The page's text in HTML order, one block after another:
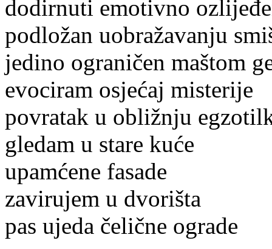
dodirnuti emotivno
podložan uobražavanju
jedino ograničen maštom
evociram osjećaj misterije
povratak u obližnju
gledam u stare kuće
upamćene fasade
zavirujem u dvorišta
pas ujeda čelične ograde